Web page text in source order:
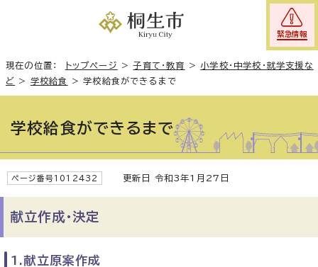
緊急情報
現在の位置： トップページ >子育て・教育 > 小学校・中学校・就学支援な
ど > 学校給食 >学校給食ができるまで
学校給食ができるまで
ページ番号1012432 更新日 令和3年1月27日
献立作成・決定
1.献立原案作成